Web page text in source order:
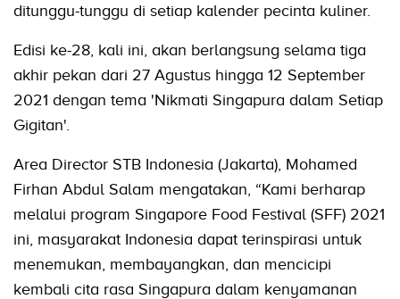
ditunggu-tunggu di setiap kalender pecinta kuliner.
Edisi ke-28, kali ini, akan berlangsung selama tiga
akhir pekan dari 27 Agustus hingga 12 September
2021 dengan tema 'Nikmati Singapura dalam Setiap
Gigitan'.
Area Director STB Indonesia (Jakarta), Mohamed
Firhan Abdul Salam mengatakan, “Kami berharap
melalui program Singapore Food Festival (SFF) 2021
ini, masyarakat Indonesia dapat terinspirasi untuk
menemukan, membayangkan, dan mencicipi
kembali cita rasa Singapura dalam kenyamanan